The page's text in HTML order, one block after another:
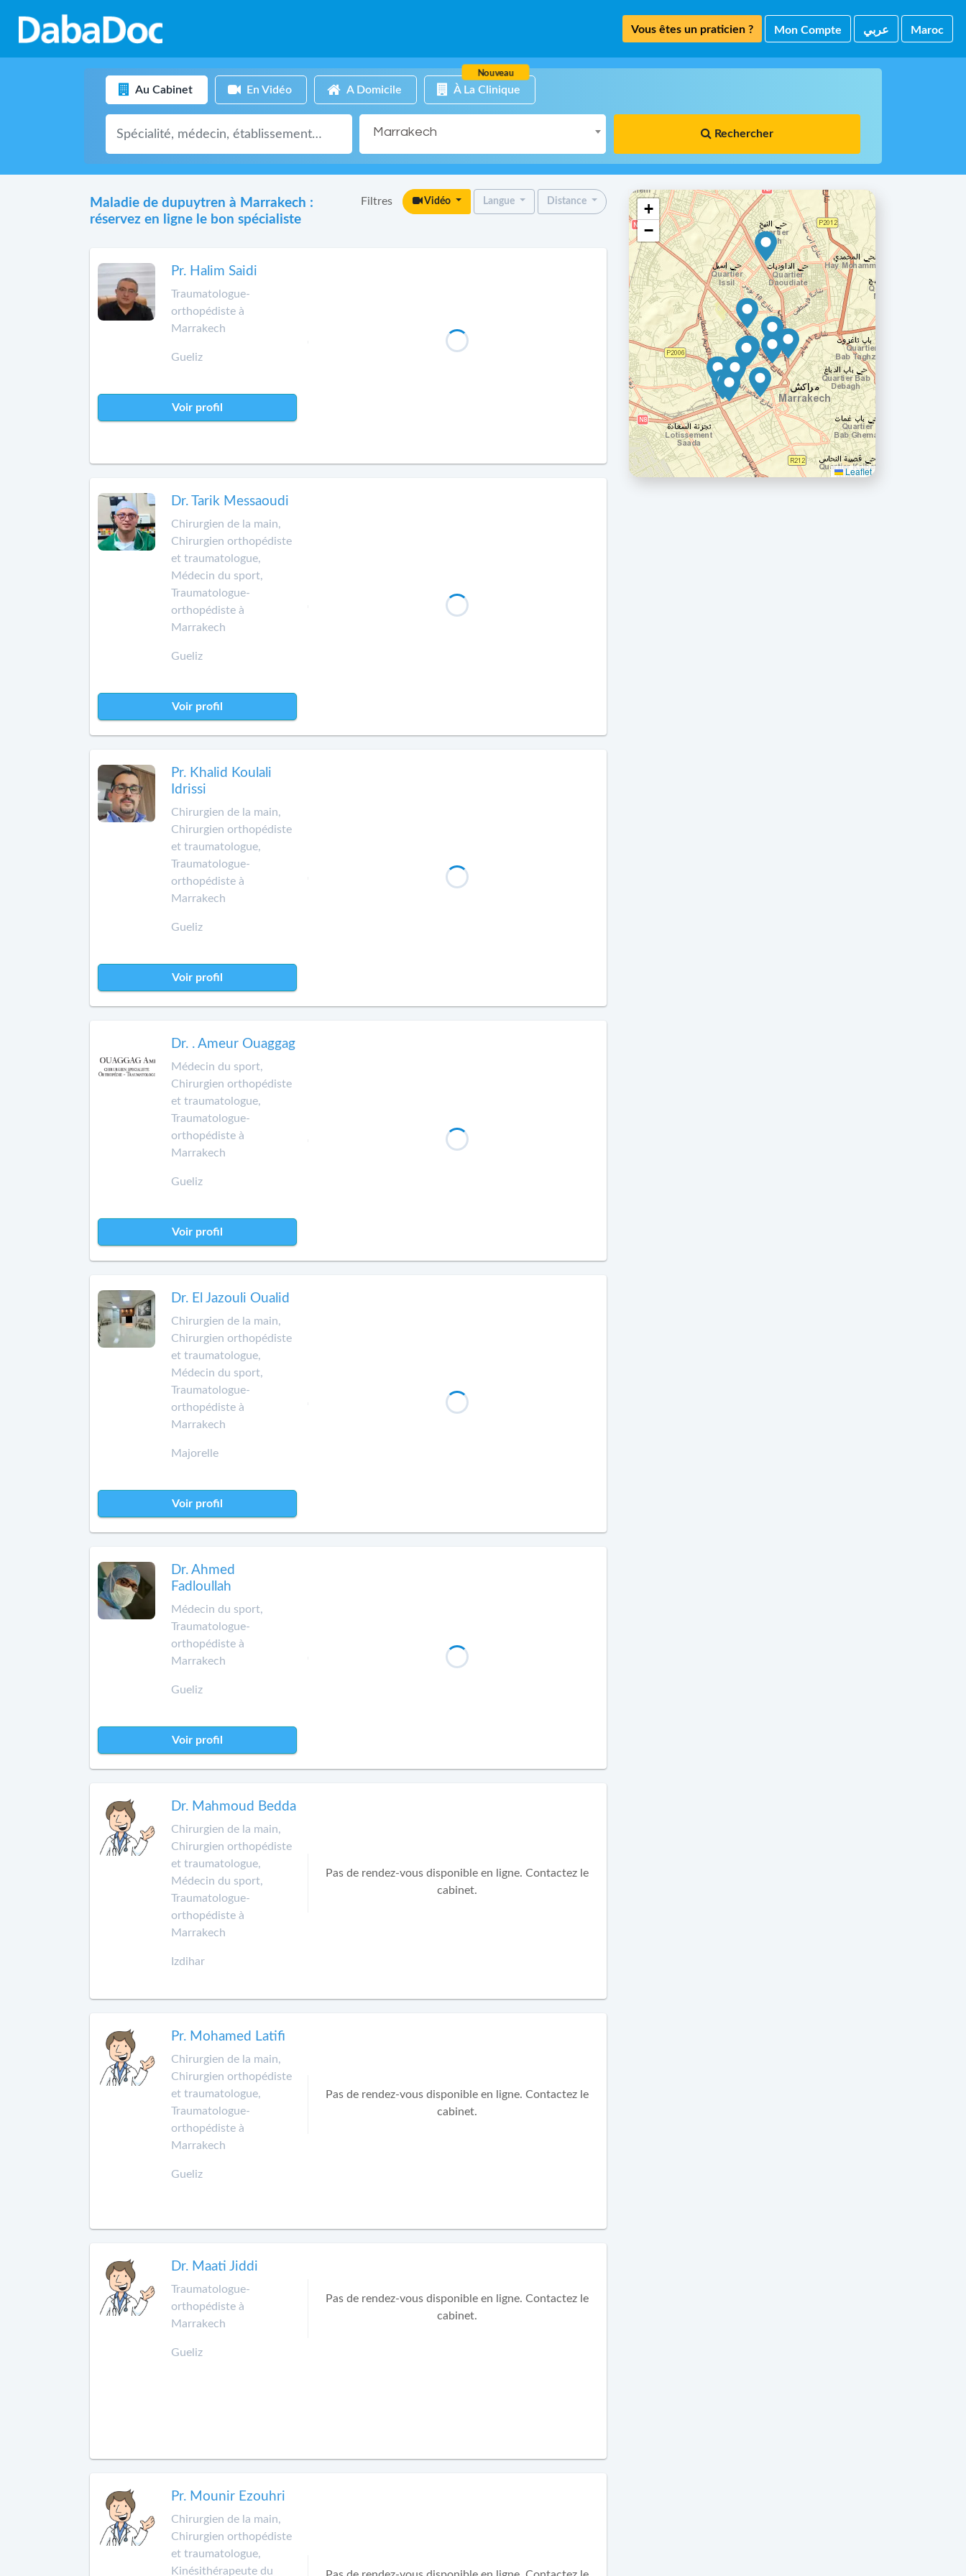
Vous êtes un praticien ? Mon Compte ﻋﺮﺑﻲ Maroc
Au Cabinet En Vidéo A Domicile À La Clinique
Nouveau
Marrakech Rechercher
Maladie de dupuytren à Marrakech :
réservez en ligne le bon spécialiste
Filtres Vidéo Langue Distance
Pr. Halim Saidi
Traumatologue-
orthopédiste à
Marrakech
Gueliz
Voir profil
Dr. Tarik Messaoudi
Chirurgien de la main,
Chirurgien orthopédiste
et traumatologue,
Médecin du sport,
Traumatologue-
orthopédiste à
Marrakech
Gueliz
Voir profil
Pr. Khalid Koulali
Idrissi
Chirurgien de la main,
Chirurgien orthopédiste
et traumatologue,
Traumatologue-
orthopédiste à
Marrakech
Gueliz
Voir profil
Dr. . Ameur Ouaggag
Médecin du sport,
Chirurgien orthopédiste
et traumatologue,
Traumatologue-
orthopédiste à
Marrakech
Gueliz
Voir profil
Dr. El Jazouli Oualid
Chirurgien de la main,
Chirurgien orthopédiste
et traumatologue,
Médecin du sport,
Traumatologue-
orthopédiste à
Marrakech
Majorelle
Voir profil
Dr. Ahmed
Fadloullah
Médecin du sport,
Traumatologue-
orthopédiste à
Marrakech
Gueliz
Voir profil
Dr. Mahmoud Bedda
Chirurgien de la main,
Chirurgien orthopédiste
et traumatologue,
Médecin du sport,
Traumatologue-
orthopédiste à
Marrakech
Izdihar
Pas de rendez-vous disponible en ligne. Contactez le
cabinet.
Pr. Mohamed Latifi
Chirurgien de la main,
Chirurgien orthopédiste
et traumatologue,
Traumatologue-
orthopédiste à
Marrakech
Gueliz
Pas de rendez-vous disponible en ligne. Contactez le
cabinet.
Dr. Maati Jiddi
Traumatologue-
orthopédiste à
Marrakech
Gueliz
Pas de rendez-vous disponible en ligne. Contactez le
cabinet.
Pr. Mounir Ezouhri
Chirurgien de la main,
Chirurgien orthopédiste
et traumatologue,
Kinésithérapeute du
+
−
Leaflet